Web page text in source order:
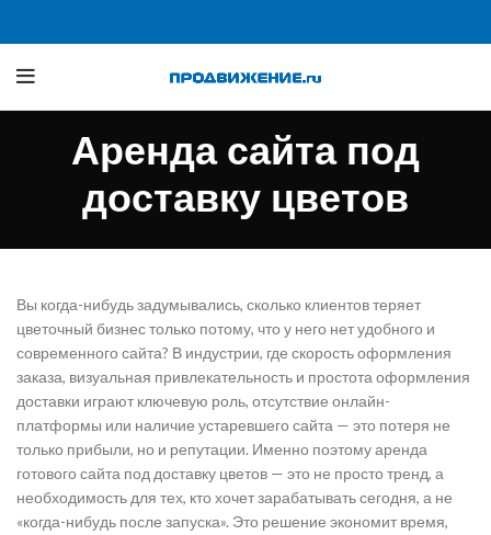
Аренда сайта под
доставку цветов
Вы когда-нибудь задумывались, сколько клиентов теряет
цветочный бизнес только потому, что у него нет удобного и
современного сайта? В индустрии, где скорость оформления
заказа, визуальная привлекательность и простота оформления
доставки играют ключевую роль, отсутствие онлайн-
платформы или наличие устаревшего сайта — это потеря не
только прибыли, но и репутации. Именно поэтому аренда
готового сайта под доставку цветов — это не просто тренд, а
необходимость для тех, кто хочет зарабатывать сегодня, а не
«когда-нибудь после запуска». Это решение экономит время,